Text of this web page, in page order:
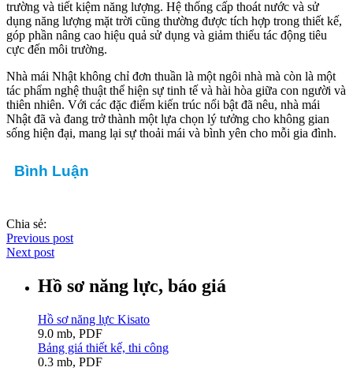
trường và tiết kiệm năng lượng. Hệ thống cấp thoát nước và sử
dụng năng lượng mặt trời cũng thường được tích hợp trong thiết kế,
góp phần nâng cao hiệu quả sử dụng và giảm thiểu tác động tiêu
cực đến môi trường.
Nhà mái Nhật không chỉ đơn thuần là một ngôi nhà mà còn là một
tác phẩm nghệ thuật thể hiện sự tinh tế và hài hòa giữa con người và
thiên nhiên. Với các đặc điểm kiến trúc nổi bật đã nêu, nhà mái
Nhật đã và đang trở thành một lựa chọn lý tưởng cho không gian
sống hiện đại, mang lại sự thoải mái và bình yên cho mỗi gia đình.
Bình Luận
Chia sẻ:
Previous post
Next post
Hồ sơ năng lực, báo giá
Hồ sơ năng lực Kisato
9.0 mb, PDF
Bảng giá thiết kế, thi công
0.3 mb, PDF